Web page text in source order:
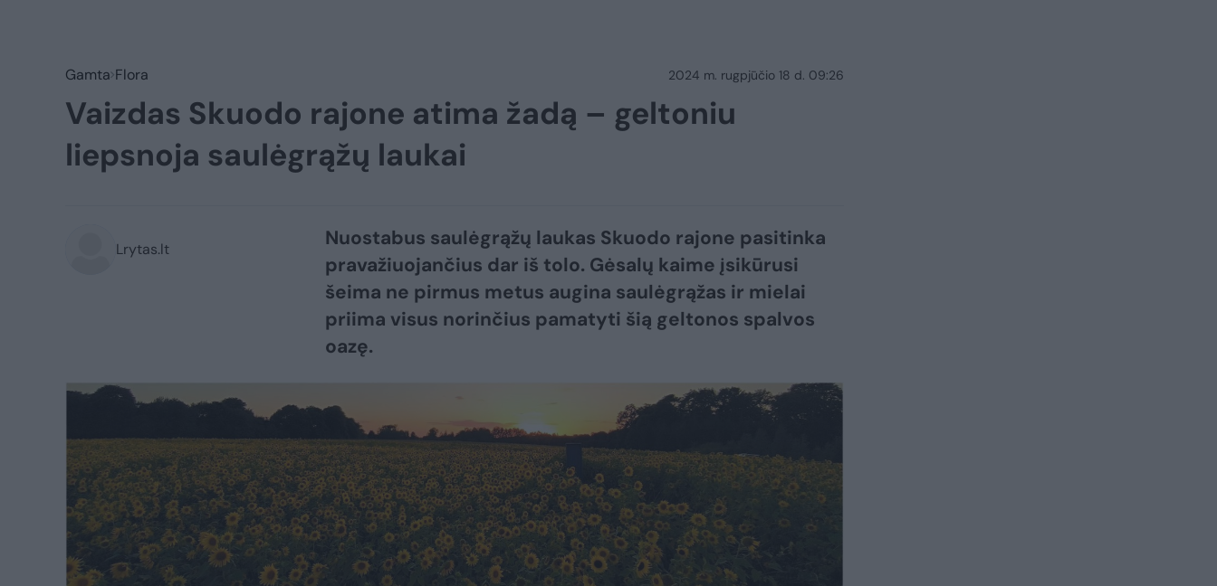
Gamta Flora 2024 m. rugpjūčio 18 d. 09:26
Vaizdas Skuodo rajone atima žadą – geltoniu
liepsnoja saulėgrąžų laukai
Lrytas.lt
Nuostabus saulėgrąžų laukas Skuodo rajone pasitinka
pravažiuojančius dar iš tolo. Gėsalų kaime įsikūrusi
šeima ne pirmus metus augina saulėgrąžas ir mielai
priima visus norinčius pamatyti šią geltonos spalvos
oazę.